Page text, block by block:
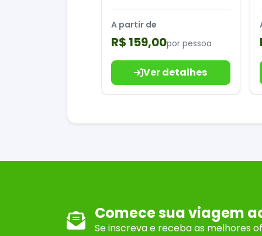
A partir de
R$ 159,00por pessoa
Ver detalhes
Comece sua viagem
Se inscreva e receba as melhores